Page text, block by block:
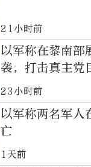
21小时前
以军称在黎南部
袭，打击真主党
23小时前
以军称两名军人
亡
1天前